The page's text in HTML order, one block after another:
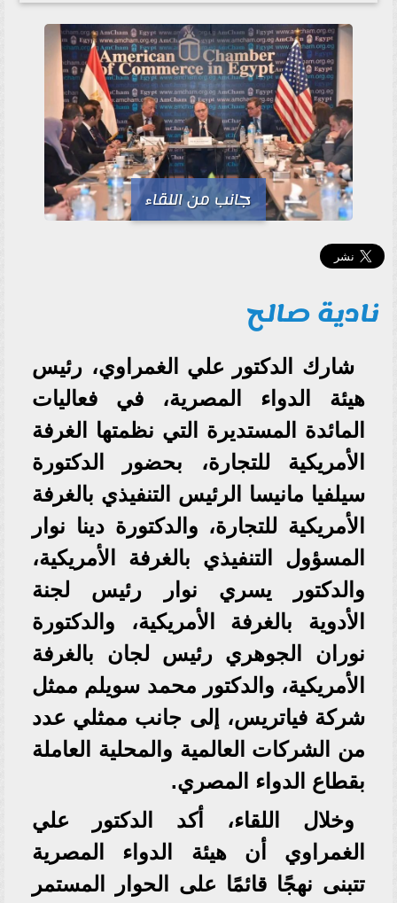
جانب من اللقاء
نادية صالح
شارك الدكتور علي الغمراوي، رئيس
هيئة الدواء المصرية، في فعاليات
المائدة المستديرة التي نظمتها الغرفة
الأمريكية للتجارة، بحضور الدكتورة
سيلفيا مانيسا الرئيس التنفيذي بالغرفة
الأمريكية للتجارة، والدكتورة دينا نوار
المسؤول التنفيذي بالغرفة الأمريكية،
والدكتور يسري نوار رئيس لجنة
الأدوية بالغرفة الأمريكية، والدكتورة
نوران الجوهري رئيس لجان بالغرفة
الأمريكية، والدكتور محمد سويلم ممثل
شركة فياتريس، إلى جانب ممثلي عدد
من الشركات العالمية والمحلية العاملة
بقطاع الدواء المصري.
وخلال اللقاء، أكد الدكتور علي
الغمراوي أن هيئة الدواء المصرية
تتبنى نهجًا قائمًا على الحوار المستمر